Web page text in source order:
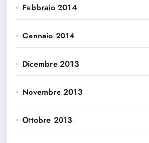
Febbraio 2014
Gennaio 2014
Dicembre 2013
Novembre 2013
Ottobre 2013